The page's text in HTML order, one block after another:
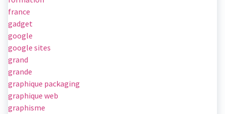
france
gadget
google
google sites
grand
grande
graphique packaging
graphique web
graphisme